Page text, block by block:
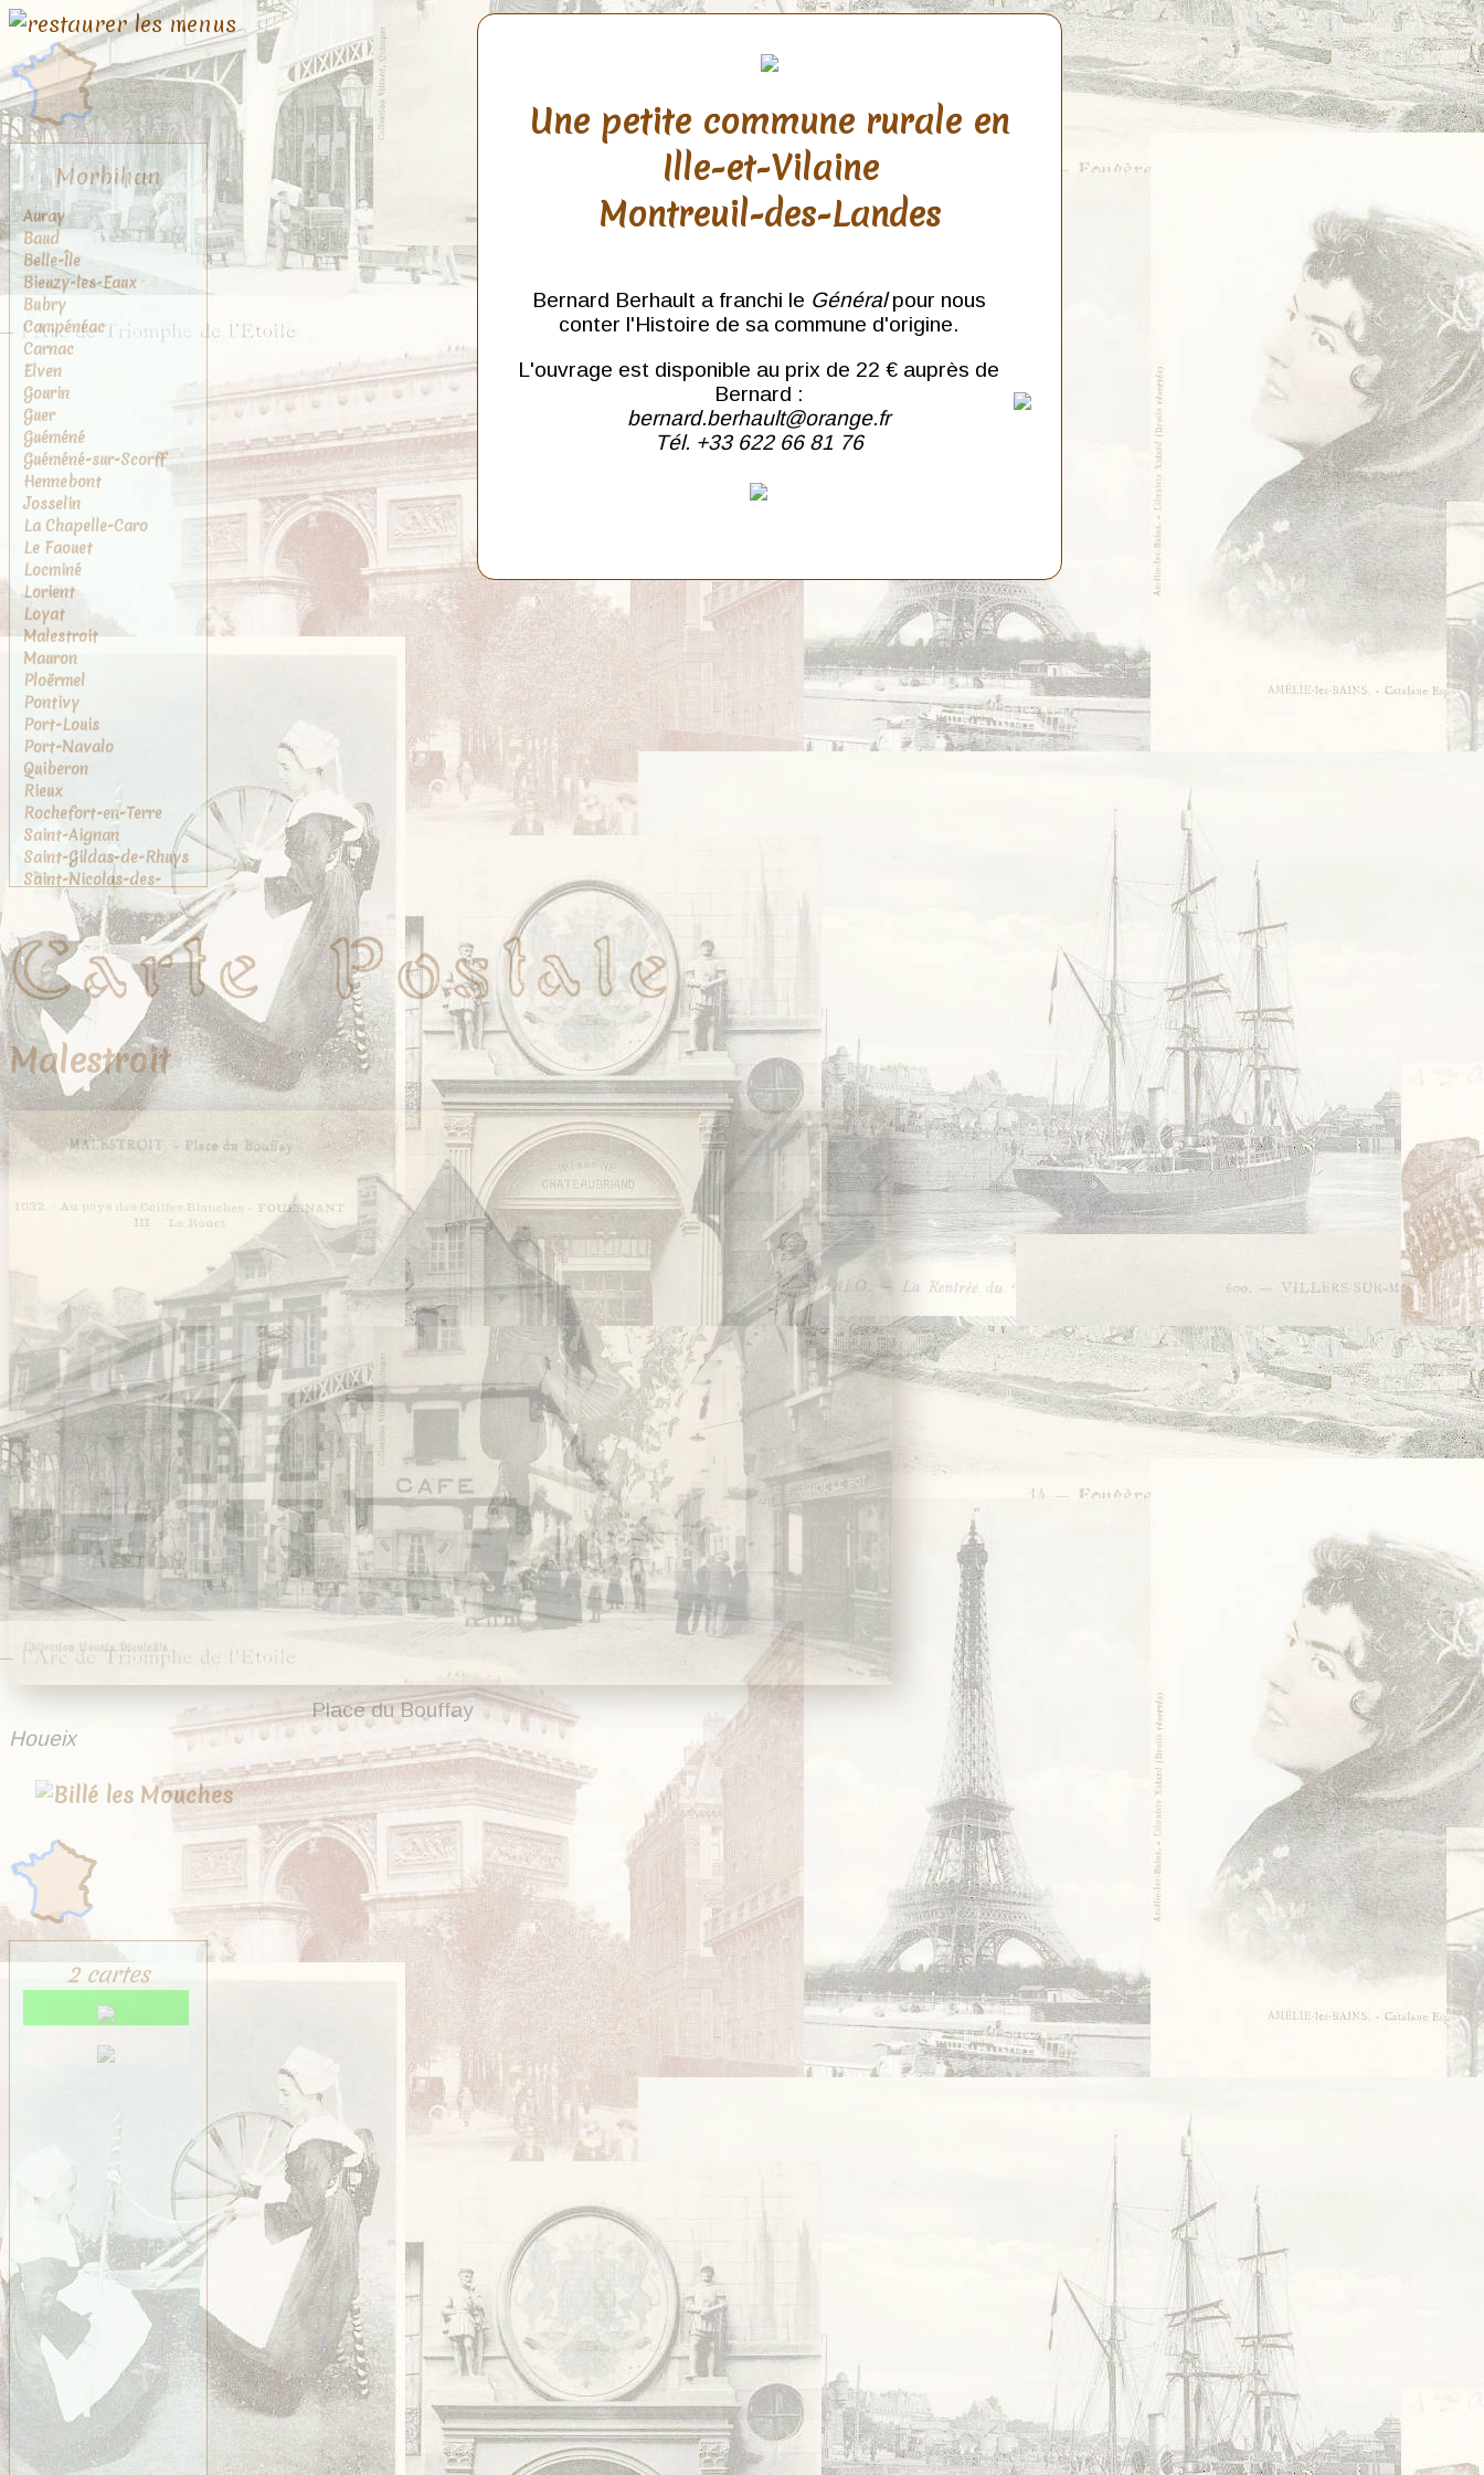
Morbihan
Auray
Baud
Belle-Île
Bieuzy-les-Eaux
Bubry
Campénéac
Carnac
Elven
Gourin
Guer
Guéméné
Guéméné-sur-Scorff
Hennebont
Josselin
La Chapelle-Caro
Le Faouet
Locminé
Lorient
Loyat
Malestroit
Mauron
Ploërmel
Pontivy
Port-Louis
Port-Navalo
Quiberon
Rieux
Rochefort-en-Terre
Saint-Aignan
Saint-Gildas-de-Rhuys
Saint-Nicolas-des-
Eaux
Sainte-Anne-d'Auray
Sarzeau
Tréhorenteuc
Vanes
Vannes
Île-aux-Moines
Malestroit
Place du Bouffay
Houeix
2 cartes
Une petite commune rurale en
Ille-et-Vilaine
Montreuil-des-Landes
Bernard Berhault a franchi le Généralpour nous
conter l'Histoire de sa commune d'origine.
L'ouvrage est disponible au prix de 22 € auprès de
Bernard :
bernard.berhault@orange.fr
Tél. +33 622 66 81 76